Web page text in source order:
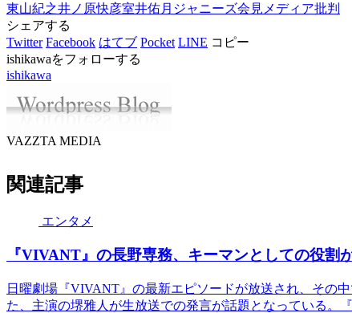
東山紀之井ノ原快彦室井佑月 ジャニーズ会見 メディア批判
シェアする
Twitter Facebook はてブ Pocket LINE コピー
ishikawaをフォローする
ishikawa
VAZZTA MEDIA
関連記事
エンタメ
『VIVANT』の長野専務、キーマンとしての役
日曜劇場『VIVANT』の最新エピソードが放送され、その
た、主演の堺雅人が生放送での発言が話題となっている